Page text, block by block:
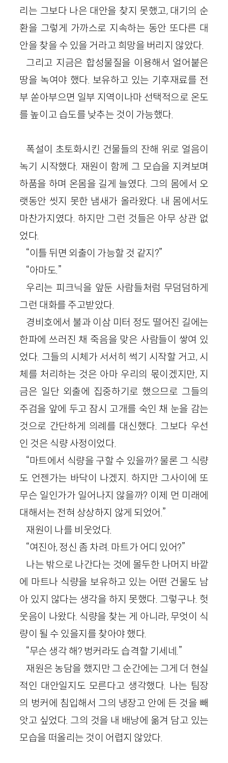
리는 그보다 나은 대안을 찾지 못했고, 대기의 순
환을 그렇게 가까스로 지속하는 동안 또다른 대
안을 찾을 수 있을 거라고 희망을 버리지 않았다.
그리고 지금은 합성물질을 이용해서 얼어붙은
땅을 녹여야 했다. 보유하고 있는 기후재료를 전
부 쏟아부으면 일부 지역이나마 선택적으로 온도
를 높이고 습도를 낮추는 것이 가능했다.
폭설이 초토화시킨 건물들의 잔해 위로 얼음이
녹기 시작했다. 재원이 함께 그 모습을 지켜보며
하품을 하며 온몸을 길게 늘였다. 그의 몸에서 오
랫동안 씻지 못한 냄새가 올라왔다. 내 몸에서도
마찬가지였다. 하지만 그런 것들은 아무 상관 없
었다.
“이틀 뒤면 외출이 가능할 것 같지?”
“아마도.”
우리는 피크닉을 앞둔 사람들처럼 무덤덤하게
그런 대화를 주고받았다.
경비호에서 불과 이삼 미터 정도 떨어진 길에는
한파에 쓰러진 채 죽음을 맞은 사람들이 쌓여 있
었다. 그들의 시체가 서서히 썩기 시작할 거고, 시
체를 처리하는 것은 아마 우리의 몫이겠지만, 지
금은 일단 외출에 집중하기로 했으므로 그들의
주검을 앞에 두고 잠시 고개를 숙인 채 눈을 감는
것으로 간단하게 의례를 대신했다. 그보다 우선
인 것은 식량 사정이었다.
“마트에서 식량을 구할 수 있을까? 물론 그 식량
도 언젠가는 바닥이 나겠지. 하지만 그사이에 또
무슨 일인가가 일어나지 않을까? 이제 먼 미래에
대해서는 전혀 상상하지 않게 되었어.”
재원이 나를 비웃었다.
“여진아, 정신 좀 차려. 마트가 어디 있어?”
나는 밖으로 나간다는 것에 몰두한 나머지 바깥
에 마트나 식량을 보유하고 있는 어떤 건물도 남
아 있지 않다는 생각을 하지 못했다. 그렇구나. 헛
웃음이 나왔다. 식량을 찾는 게 아니라, 무엇이 식
량이 될 수 있을지를 찾아야 했다.
“무슨 생각 해? 벙커라도 습격할 기세네.”
재원은 농담을 했지만 그 순간에는 그게 더 현실
적인 대안일지도 모른다고 생각했다. 나는 팀장
의 벙커에 침입해서 그의 냉장고 안에 든 것을 빼
앗고 싶었다. 그의 것을 내 배낭에 옮겨 담고 있는
모습을 떠올리는 것이 어렵지 않았다.